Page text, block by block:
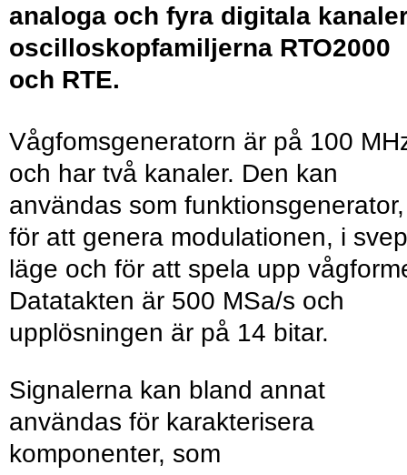
analoga och fyra digitala
oscilloskopfamiljerna RTO2000
och RTE.
Vågfomsgeneratorn är på 100
och har två kanaler. Den kan
användas som funktionsgenerator,
för att genera modulationen, i
läge och för att spela upp
Datatakten är 500 MSa/s och
upplösningen är på 14 bitar.
Signalerna kan bland annat
användas för karakterisera
komponenter, som